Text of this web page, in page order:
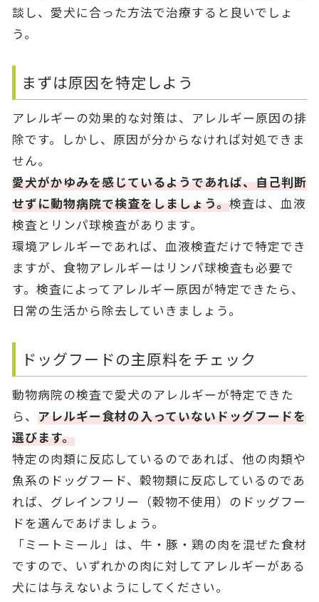
談し、愛犬に合った方法で治療すると良いでしょ
う。
まずは原因を特定しよう
アレルギーの効果的な対策は、アレルギー原因の排
除です。しかし、原因が分からなければ対処できま
せん。
愛犬がかゆみを感じているようであれば、自己判断
せずに動物病院で検査をしましょう。検査は、血液
検査とリンパ球検査があります。
環境アレルギーであれば、血液検査だけで特定でき
ますが、食物アレルギーはリンパ球検査も必要で
す。検査によってアレルギー原因が特定できたら、
日常の生活から除去していきましょう。
ドッグフードの主原料をチェック
動物病院の検査で愛犬のアレルギーが特定できた
ら、 アレルギー食材の入っていないドッグフードを
選びます。
特定の肉類に反応しているのであれば、他の肉類や
魚系のドッグフード、穀物類に反応しているのであ
れば、グレインフリー（穀物不使用）のドッグフー
ドを選んであげましょう。
「ミートミール」は、牛・豚・鶏の肉を混ぜた食材
ですので、いずれかの肉に対してアレルギーがある
犬には与えないようにしてください。